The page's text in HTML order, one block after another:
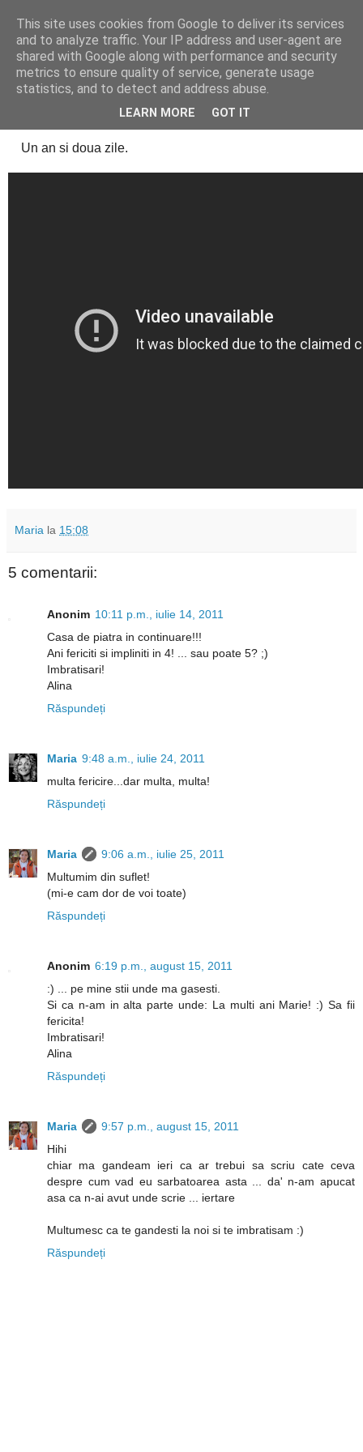
Cealalta realitate
joi, iulie 14, 2011
1 an - nunta de hartie
Un an si doua zile.
Maria la 15:08
5 comentarii:
Anonim 10:11 p.m., iulie 14, 2011
Casa de piatra in continuare!!!
Ani fericiti si impliniti in 4! ... sau poate 5? ;)
Imbratisari!
Alina
Răspundeți
Maria 9:48 a.m., iulie 24, 2011
multa fericire...dar multa, multa!
Răspundeți
Maria
9:06 a.m., iulie 25, 2011
Multumim din suflet!
(mi-e cam dor de voi toate)
Răspundeți
Anonim 6:19 p.m., august 15, 2011
:) ... pe mine stii unde ma gasesti.
Si ca n-am in alta parte unde: La multi ani Marie! :) Sa fii
fericita!
Imbratisari!
Alina
Răspundeți
Maria
9:57 p.m., august 15, 2011
Hihi
chiar ma gandeam ieri ca ar trebui sa scriu cate ceva
despre cum vad eu sarbatoarea asta ... da' n-am apucat
asa ca n-ai avut unde scrie ... iertare
Multumesc ca te gandesti la noi si te imbratisam :)
Răspundeți
This site uses cookies from Google to deliver its services
and to analyze traffic. Your IP address and user-agent are
shared with Google along with performance and security
metrics to ensure quality of service, generate usage
statistics, and to detect and address abuse.
LEARN MORE GOT IT